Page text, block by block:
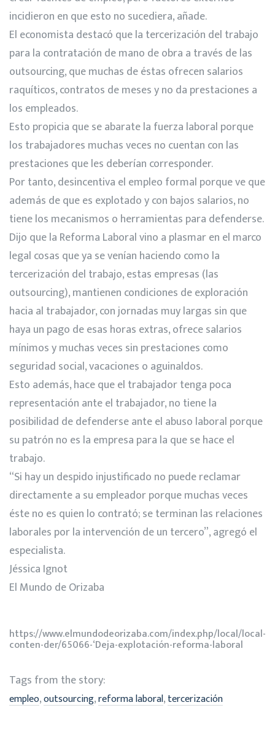
incidieron en que esto no sucediera, añade.
El economista destacó que la tercerización del trabajo
para la contratación de mano de obra a través de las
outsourcing, que muchas de éstas ofrecen salarios
raquíticos, contratos de meses y no da prestaciones a
los empleados.
Esto propicia que se abarate la fuerza laboral porque
los trabajadores muchas veces no cuentan con las
prestaciones que les deberían corresponder.
Por tanto, desincentiva el empleo formal porque ve que
además de que es explotado y con bajos salarios, no
tiene los mecanismos o herramientas para defenderse.
Dijo que la Reforma Laboral vino a plasmar en el marco
legal cosas que ya se venían haciendo como la
tercerización del trabajo, estas empresas (las
outsourcing), mantienen condiciones de exploración
hacia al trabajador, con jornadas muy largas sin que
haya un pago de esas horas extras, ofrece salarios
mínimos y muchas veces sin prestaciones como
seguridad social, vacaciones o aguinaldos.
Esto además, hace que el trabajador tenga poca
representación ante el trabajador, no tiene la
posibilidad de defenderse ante el abuso laboral porque
su patrón no es la empresa para la que se hace el
trabajo.
“Si hay un despido injustificado no puede reclamar
directamente a su empleador porque muchas veces
éste no es quien lo contrató; se terminan las relaciones
laborales por la intervención de un tercero”, agregó el
especialista.
Jéssica Ignot
El Mundo de Orizaba
https://www.elmundodeorizaba.com/index.php/local/local-
conten-der/65066-‘Deja-explotación-reforma-laboral
Tags from the story:
empleo,outsourcing,reforma laboral,tercerización